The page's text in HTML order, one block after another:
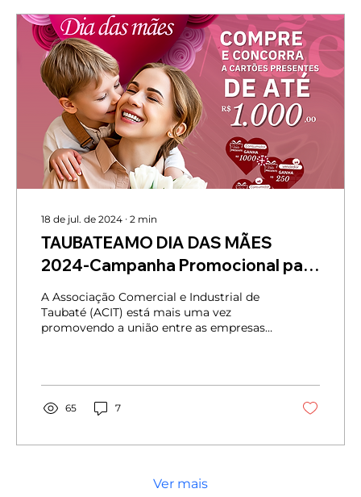
18 de jul. de 2024 ∙ 2 min
TAUBATEAMO DIA DAS MÃES
2024-Campanha Promocional para
Impulsionar o Comércio de
Taubaté
A Associação Comercial e Industrial de
Taubaté (ACIT) está mais uma vez
promovendo a união entre as empresas
65 7
Ver mais